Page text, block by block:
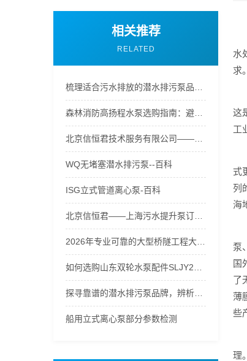
相关推荐
RELATED
WQ无堵塞潜水排污泵--百科
ISG立式管道离心泵-百科
船用立式离心泵部分参数检测
水
求
这
工
式
列
海
泵
国
了
薄
些
理